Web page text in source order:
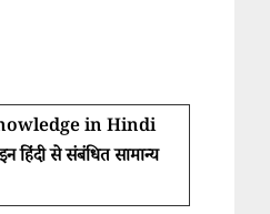
in Hindi
से संबंधित सामान्य